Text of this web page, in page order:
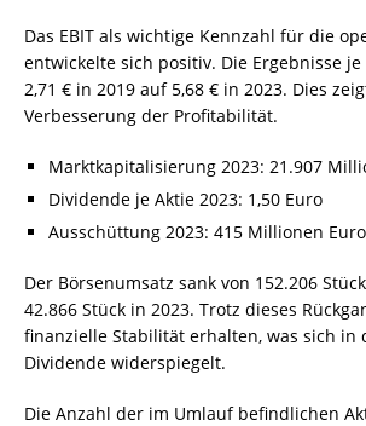
Das EBIT als wichtige Kennzahl für die
entwickelte sich positiv. Die Ergebnisse
2,71 € in 2019 auf 5,68 € in 2023. Dies
Verbesserung der Profitabilität.
Marktkapitalisierung 2023: 21.907
Dividende je Aktie 2023: 1,50 Euro
Ausschüttung 2023: 415 Millionen Euro
Der Börsenumsatz sank von 152.206
42.866 Stück in 2023. Trotz dieses
finanzielle Stabilität erhalten, was sich in
Dividende widerspiegelt.
Die Anzahl der im Umlauf befindlichen